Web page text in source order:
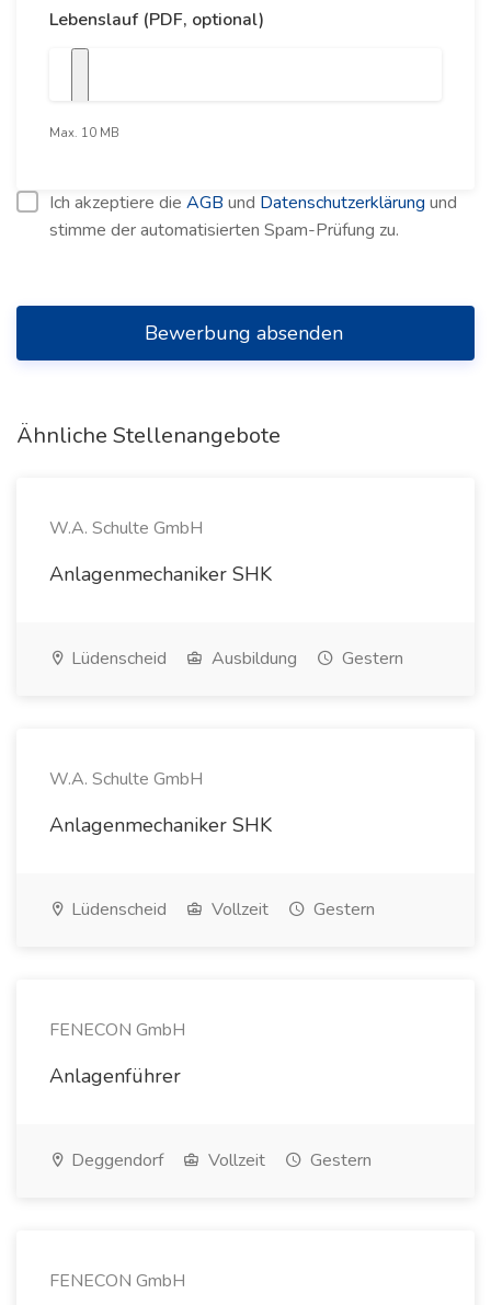
Lebenslauf (PDF, optional)
Max. 10 MB
Ich akzeptiere die AGB und Datenschutzerklärung und
stimme der automatisierten Spam-Prüfung zu.
Bewerbung absenden
Ähnliche Stellenangebote
W.A. Schulte GmbH
Anlagenmechaniker SHK
Lüdenscheid Ausbildung Gestern
W.A. Schulte GmbH
Anlagenmechaniker SHK
Lüdenscheid Vollzeit Gestern
FENECON GmbH
Anlagenführer
Deggendorf Vollzeit Gestern
FENECON GmbH